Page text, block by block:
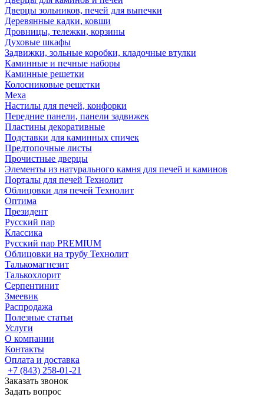
Дверцы зольников, печей для выпечки
Деревянные кадки, ковши
Дровницы, тележки, корзины
Духовые шкафы
Задвижки, зольные коробки, кладочные втулки
Каминные и печные наборы
Каминные решетки
Колосниковые решетки
Меха
Настилы для печей, конфорки
Передние панели, панели задвижек
Пластины декоративные
Подставки для каминных спичек
Предтопочные листы
Прочистные дверцы
Элементы из натурального камня для печей и каминов
Порталы для печей Технолит
Облицовки для печей Технолит
Оптима
Президент
Русский пар
Классика
Русский пар PREMIUM
Облицовки на трубу Технолит
Талькомагнезит
Талькохлорит
Серпентинит
Змеевик
Распродажа
Полезные статьи
Услуги
О компании
Контакты
Оплата и доставка
+7 (843) 258-01-21
Заказать звонок
Задать вопрос